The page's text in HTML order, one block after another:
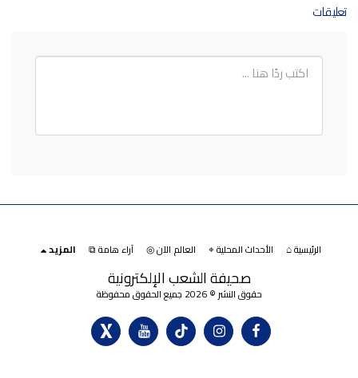
تعليقات
صحيفة الشعب الإلكترونية
حقوق النشر © 2026 جميع الحقوق محفوظة
الرئيسية ⌂ الأحداث المحلية ⌖ العالم الآن ◎ آراء هامة ⧉ المزيد